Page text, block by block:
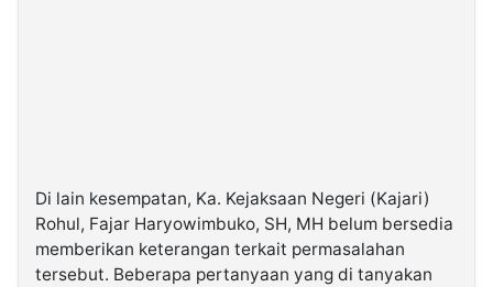
Di lain kesempatan, Ka. Kejaksaan Negeri (Kajari)
Rohul, Fajar Haryowimbuko, SH, MH belum bersedia
memberikan keterangan terkait permasalahan
tersebut. Beberapa pertanyaan yang di tanyakan